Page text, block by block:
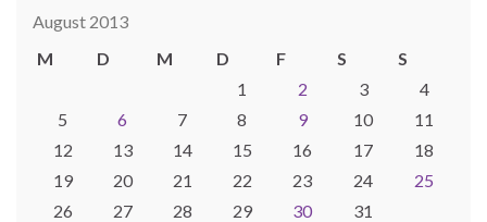
August 2013
M
D M D F S
S
1
2 3
4
5
6 7 8 9 10
11
12
13 14 15 16 17
18
19
20 21 22 23 24
25
26
27 28 29 30
31